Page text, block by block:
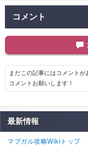
コメント
まだこの記事にはコメント
コメントお願いします！
最新情報
マブガル攻略Wikiトップ